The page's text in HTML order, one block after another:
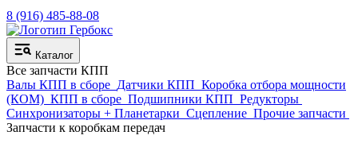
8 (916) 485-88-08
Каталог
Все запчасти КПП
Валы КПП в сборе Датчики КПП Коробка отбора мощности
(КОМ) КПП в сборе Подшипники КПП Редукторы
Синхронизаторы + Планетарки Сцепление Прочие запчасти
Запчасти к коробкам передач